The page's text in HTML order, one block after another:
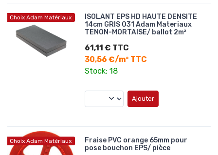
Choix Adam Matériaux
ISOLANT EPS HD HAUTE DENSITE
14cm GRIS 031 Adam Materiaux
TENON-MORTAISE/ ballot 2m²
61,11 € TTC
30,56 €/m² TTC
Stock: 18
Ajouter
Choix Adam Matériaux
Fraise PVC orange 65mm pour
pose bouchon EPS/ pièce